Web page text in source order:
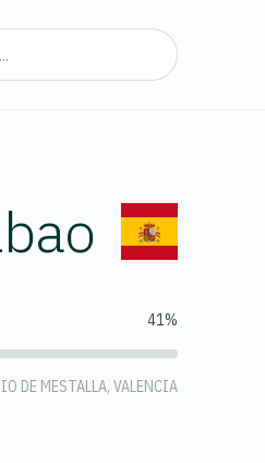
41%
DE MESTALLA, VALENCIA